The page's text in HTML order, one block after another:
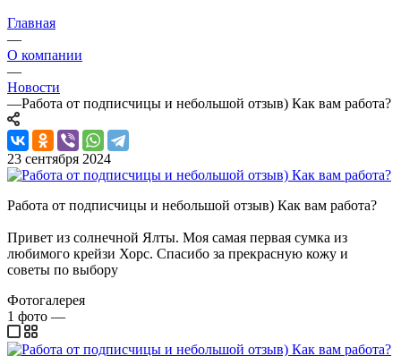
Главная
—
О компании
—
Новости
—Работа от подписчицы и небольшой отзыв) Как вам работа?
23 сентября 2024
Работа от подписчицы и небольшой отзыв) Как вам работа?
Привет из солнечной Ялты. Моя самая первая сумка из
любимого крейзи Хорс. Спасибо за прекрасную кожу и
советы по выбору
Фотогалерея
1 фото —